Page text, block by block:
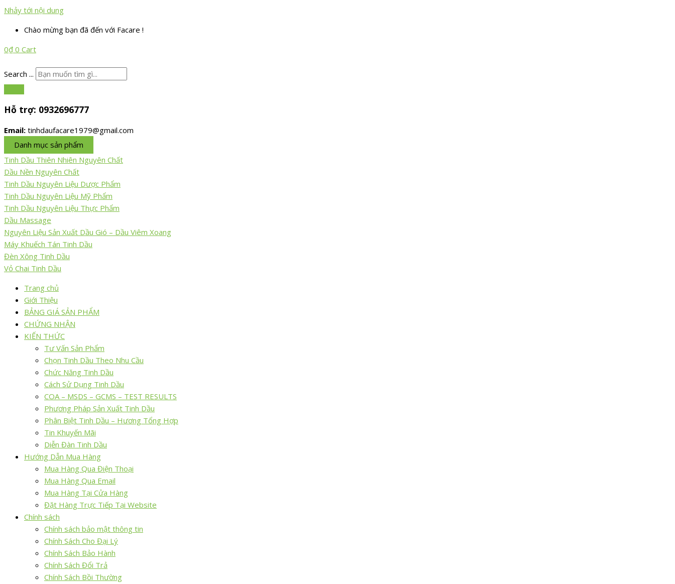
Nhảy tới nội dung
Chào mừng bạn đã đến với Facare !
0₫ 0 Cart
Search ...
Hỗ trợ: 0932696777
Email: tinhdaufacare1979@gmail.com
Danh mục sản phẩm
Tinh Dầu Thiên Nhiên Nguyên Chất
Dầu Nền Nguyên Chất
Tinh Dầu Nguyên Liệu Dược Phẩm
Tinh Dầu Nguyên Liệu Mỹ Phẩm
Tinh Dầu Nguyên Liệu Thực Phẩm
Dầu Massage
Nguyên Liệu Sản Xuất Dầu Gió – Dầu Viêm Xoang
Máy Khuếch Tán Tinh Dầu
Đèn Xông Tinh Dầu
Vỏ Chai Tinh Dầu
Trang chủ
Giới Thiệu
BẢNG GIÁ SẢN PHẨM
CHỨNG NHẬN
KIẾN THỨC
Tư Vấn Sản Phẩm
Chọn Tinh Dầu Theo Nhu Cầu
Chức Năng Tinh Dầu
Cách Sử Dụng Tinh Dầu
COA – MSDS – GCMS – TEST RESULTS
Phương Pháp Sản Xuất Tinh Dầu
Phân Biệt Tinh Dầu – Hương Tổng Hợp
Tin Khuyến Mãi
Diễn Đàn Tinh Dầu
Hướng Dẫn Mua Hàng
Mua Hàng Qua Điện Thoại
Mua Hàng Qua Email
Mua Hàng Tại Cửa Hàng
Đặt Hàng Trực Tiếp Tại Website
Chính sách
Chính sách bảo mật thông tin
Chính Sách Cho Đại Lý
Chính Sách Bảo Hành
Chính Sách Đổi Trả
Chính Sách Bồi Thường